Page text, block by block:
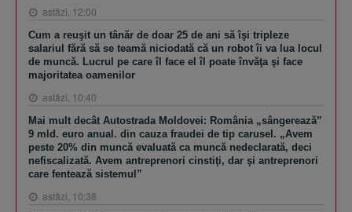
astăzi, 12:00
Cum a reuşit un tânăr de doar 25 de ani să îşi tripleze
salariul fără să se teamă niciodată că un robot îi va lua locul
de muncă. Lucrul pe care îl face el îl poate învăţa şi face
majoritatea oamenilor
astăzi, 10:40
Mai mult decât Autostrada Moldovei: România „sângerează”
9 mld. euro anual. din cauza fraudei de tip carusel. „Avem
peste 20% din muncă evaluată ca muncă nedeclarată, deci
nefiscalizată. Avem antreprenori cinstiţi, dar şi antreprenori
care fentează sistemul”
astăzi, 10:38